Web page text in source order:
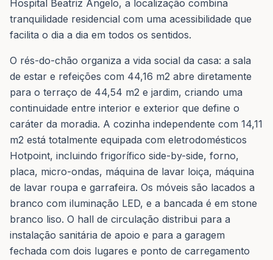
Hospital Beatriz Ângelo, a localização combina
tranquilidade residencial com uma acessibilidade que
facilita o dia a dia em todos os sentidos.
O rés-do-chão organiza a vida social da casa: a sala
de estar e refeições com 44,16 m2 abre diretamente
para o terraço de 44,54 m2 e jardim, criando uma
continuidade entre interior e exterior que define o
caráter da moradia. A cozinha independente com 14,11
m2 está totalmente equipada com eletrodomésticos
Hotpoint, incluindo frigorífico side-by-side, forno,
placa, micro-ondas, máquina de lavar loiça, máquina
de lavar roupa e garrafeira. Os móveis são lacados a
branco com iluminação LED, e a bancada é em stone
branco liso. O hall de circulação distribui para a
instalação sanitária de apoio e para a garagem
fechada com dois lugares e ponto de carregamento